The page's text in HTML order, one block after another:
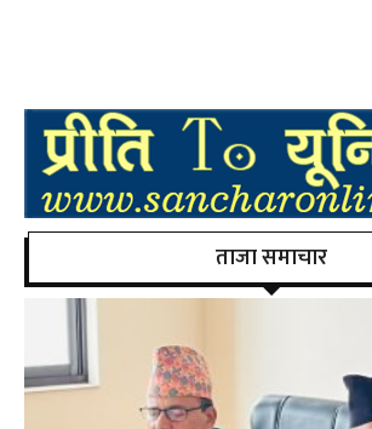
ताजा समाचार